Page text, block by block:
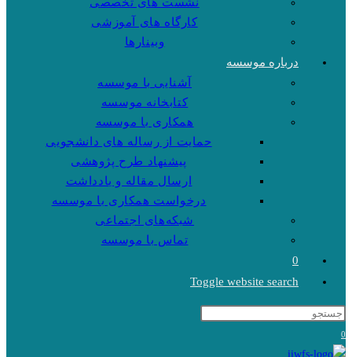
کارگاه های آموزشی
وبینارها
درباره موسسه
آشنایی با موسسه
کتابخانه موسسه
همکاری با موسسه
حمایت از رساله های دانشجویی
پیشنهاد طرح پژوهشی
ارسال مقاله و یادداشت
درخواست همکاری با موسسه
شبکه‌های اجتماعی
تماس با موسسه
0
Toggle website search
0